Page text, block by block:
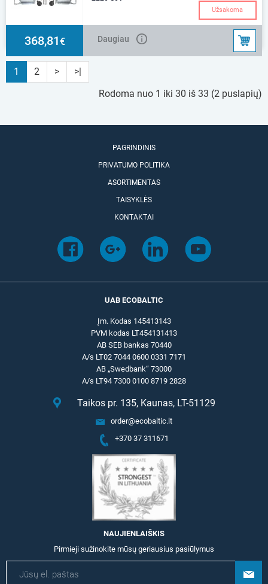
Užsakoma
368,81€ Daugiau
1 2 >
>|
Rodoma nuo 1 iki 30 iš 33 (2 puslapių)
PAGRINDINIS
PRIVATUMO POLITIKA
ASORTIMENTAS
TAISYKLĖS
KONTAKTAI
UAB ECOBALTIC
Įm. Kodas 145413143
PVM kodas LT454131413
AB SEB bankas 70440
A/s LT02 7044 0600 0331 7171
AB „Swedbank“ 73000
A/s LT94 7300 0100 8719 2828
Taikos pr. 135, Kaunas, LT-51129
order@ecobaltic.lt
+370 37 311671
NAUJIENLAIŠKIS
Pirmieji sužinokite mūsų geriausius pasiūlymus